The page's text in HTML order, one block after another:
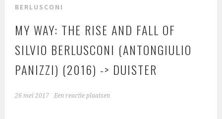
BERLUSCONI
MY WAY: THE RISE AND FALL OF
SILVIO BERLUSCONI (ANTONGIULIO
PANIZZI) (2016) -> DUISTER
26 mei 2017 Een reactie plaatsen